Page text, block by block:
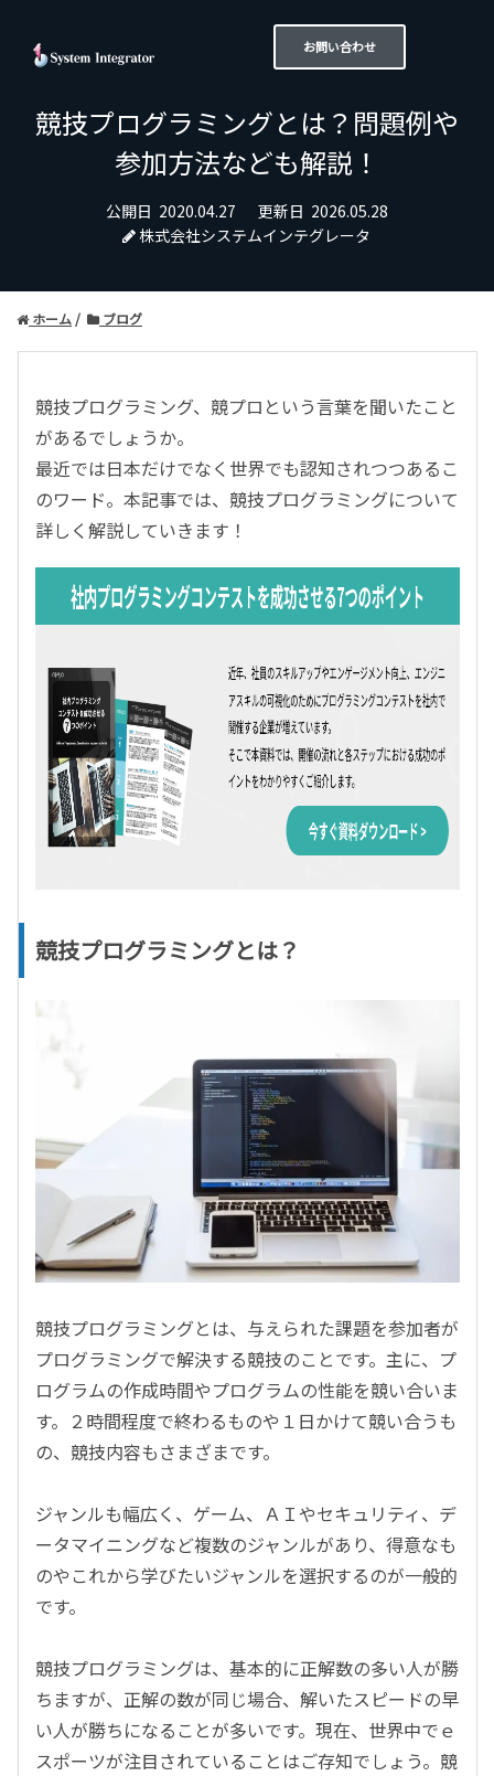
お問い合わせ
競技プログラミングとは？問題例や
参加方法なども解説！
公開日 2020.04.27 更新日 2026.05.28
株式会社システムインテグレータ
ホーム ブログ
競技プログラミング、競プロという言葉を聞いたこと
があるでしょうか。
最近では日本だけでなく世界でも認知されつつあるこ
のワード。本記事では、競技プログラミングについて
詳しく解説していきます！
競技プログラミングとは？
競技プログラミングとは、与えられた課題を参加者が
プログラミングで解決する競技のことです。主に、プ
ログラムの作成時間やプログラムの性能を競い合いま
す。２時間程度で終わるものや１日かけて競い合うも
の、競技内容もさまざまです。
ジャンルも幅広く、ゲーム、ＡＩやセキュリティ、デ
ータマイニングなど複数のジャンルがあり、得意なも
のやこれから学びたいジャンルを選択するのが一般的
です。
競技プログラミングは、基本的に正解数の多い人が勝
ちますが、正解の数が同じ場合、解いたスピードの早
い人が勝ちになることが多いです。現在、世界中でｅ
スポーツが注目されていることはご存知でしょう。競